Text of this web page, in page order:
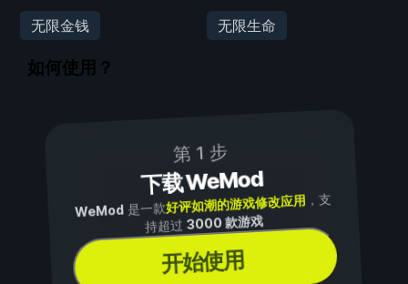
无限金钱 无限生命
如何使用？
第 1 步
下载 WeMod
WeMod是一款好评如潮的游戏修改应用 ，支
持超过3000 款游戏
开始使用